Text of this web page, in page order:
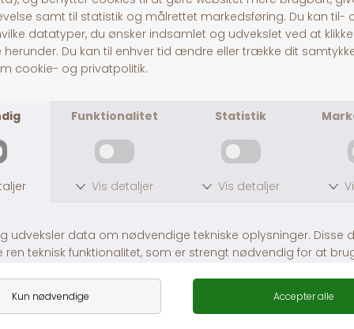
248mg/kg, jod: 4,6mg/kg, kobolt: 2,5mg/kg, Selen:
3,4mg/kg
Fragt fra 39,-
1-3 dages levering
Andre købte også